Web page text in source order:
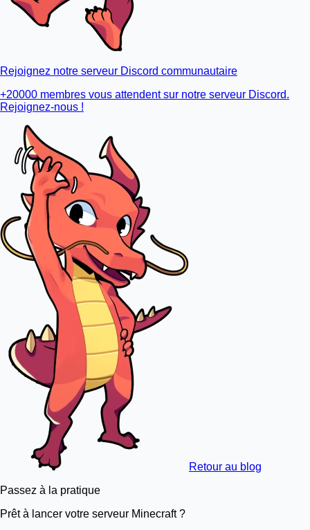
Rejoignez notre serveur Discord communautaire
+20000 membres vous attendent sur notre serveur Discord.
Rejoignez-nous !
Retour au blog
Passez à la pratique
Prêt à lancer votre serveur Minecraft ?